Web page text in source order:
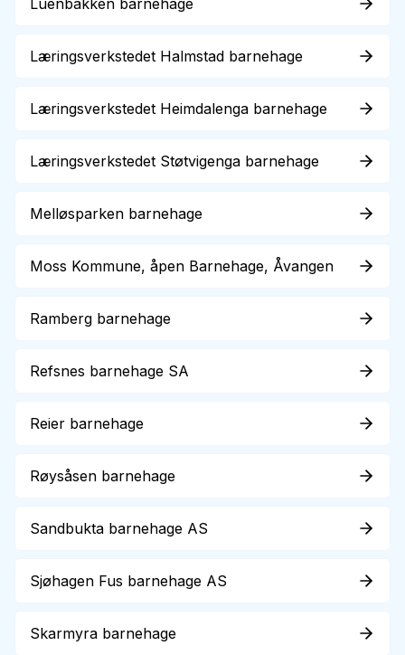
Luenbakken barnehage
Læringsverkstedet Halmstad barnehage
Læringsverkstedet Heimdalenga barnehage
Læringsverkstedet Støtvigenga barnehage
Melløsparken barnehage
Moss Kommune, åpen Barnehage, Åvangen
Ramberg barnehage
Refsnes barnehage SA
Reier barnehage
Røysåsen barnehage
Sandbukta barnehage AS
Sjøhagen Fus barnehage AS
Skarmyra barnehage